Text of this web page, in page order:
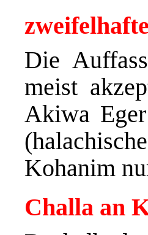
Die
meist
Akiwa
Kohanim
Challa an